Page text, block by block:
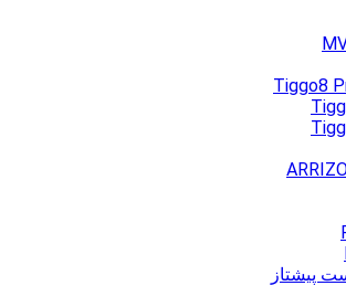
Tiggo8
پیشتاز